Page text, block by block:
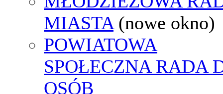
MIASTA (nowe okno)
POWIATOWA
SPOŁECZNA RADA
OSÓB